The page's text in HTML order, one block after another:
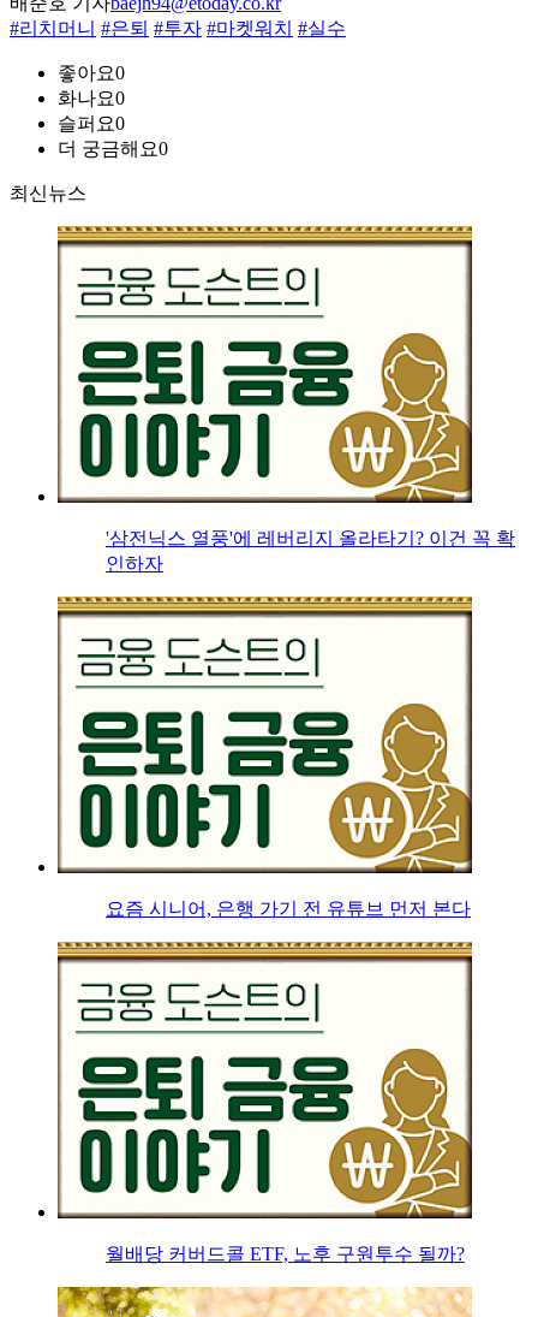
#리치머니 #은퇴 #투자 #마켓워치 #실수
좋아요0
화나요0
슬퍼요0
더 궁금해요0
최신뉴스
'삼전닉스 열풍'에 레버리지 올라타기? 이건 꼭 확
인하자
요즘 시니어, 은행 가기 전 유튜브 먼저 본다
월배당 커버드콜 ETF, 노후 구원투수 될까?